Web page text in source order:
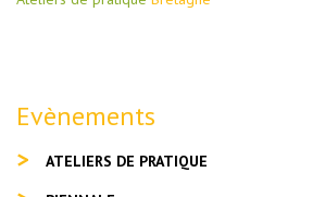
Evènements
ATELIERS DE PRATIQUE